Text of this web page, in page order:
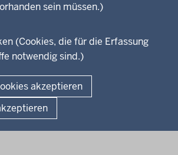
sein müssen.)
(Cookies, die für die Erfassung
notwendig sind.)
akzeptieren
Kreis Gütersloh
Kreis Höxter